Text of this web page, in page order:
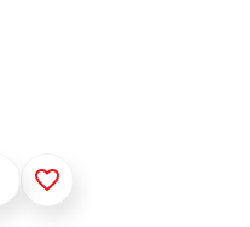
favorite_border